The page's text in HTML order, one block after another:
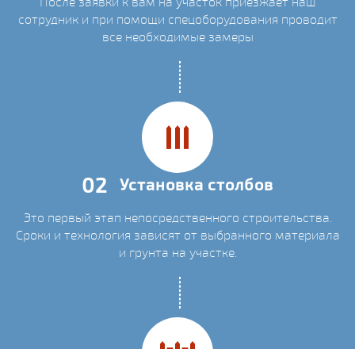
сотрудник и при помощи спецоборудования проводит
все необходимые замеры
02 Установка столбов
Это первый этап непосредственного строительства.
Сроки и технология зависят от выбранного материала
и грунта на участке.